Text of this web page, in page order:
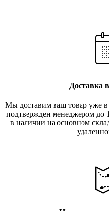
Доставка
Мы доставим ваш товар уже в
подтвержден менеджером до
в наличии на основном